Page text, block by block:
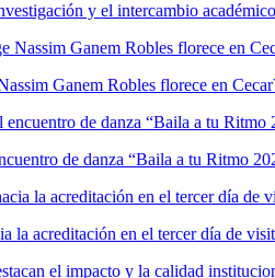
y el intercambio
Ganem Robles florece en Cecar
de danza “Baila a tu Ritmo
la acreditación en el tercer día de